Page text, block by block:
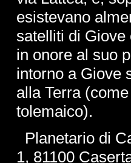
esistevano
satelliti di Giove
in onore al suo
intorno a Giove
alla Terra
tolemaico).
Planetario di
1, 81100